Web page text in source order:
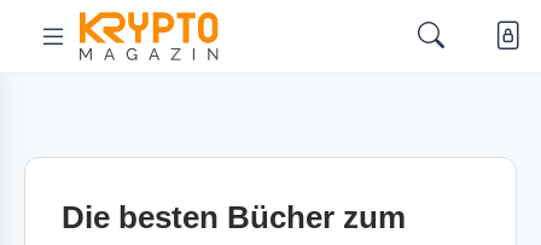
Die besten Bücher zum